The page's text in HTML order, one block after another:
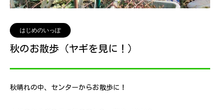
はじめのいっぽ
秋のお散歩（ヤギを見に！）
秋晴れの中、センターからお散歩に！